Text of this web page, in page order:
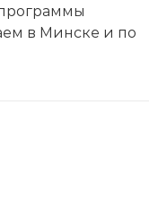
в Минске и по